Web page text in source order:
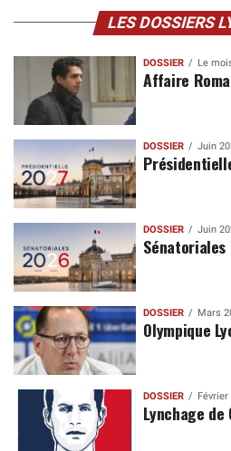
LES DOSSIERS
DOSSIER Le
Affaire
DOSSIER Juin
DOSSIER Juin
Sénatoriales
DOSSIER Mars
Olympique
DOSSIER Février
Lynchage de